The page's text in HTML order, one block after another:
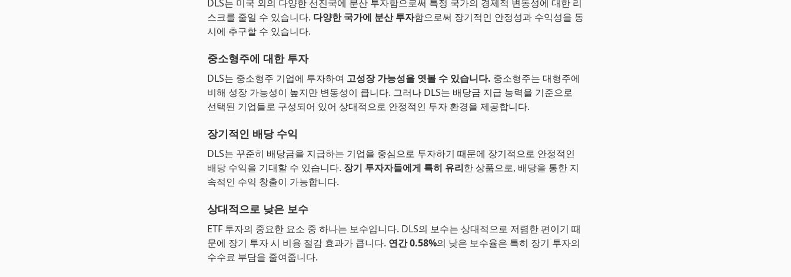
DLS는 미국 외의 다양한 선진국에 분산 투자함으로써 특정 국가의 경제적 변동성에 대한 리
스크를 줄일 수 있습니다. 다양한 국가에 분산 투자함으로써 장기적인 안정성과 수익성을 동
시에 추구할 수 있습니다.
중소형주에 대한 투자
DLS는 중소형주 기업에 투자하여 고성장 가능성을 엿볼 수 있습니다. 중소형주는 대형주에
비해 성장 가능성이 높지만 변동성이 큽니다. 그러나 DLS는 배당금 지급 능력을 기준으로
선택된 기업들로 구성되어 있어 상대적으로 안정적인 투자 환경을 제공합니다.
장기적인 배당 수익
DLS는 꾸준히 배당금을 지급하는 기업을 중심으로 투자하기 때문에 장기적으로 안정적인
배당 수익을 기대할 수 있습니다. 장기 투자자들에게 특히 유리한 상품으로, 배당을 통한 지
속적인 수익 창출이 가능합니다.
상대적으로 낮은 보수
ETF 투자의 중요한 요소 중 하나는 보수입니다. DLS의 보수는 상대적으로 저렴한 편이기 때
문에 장기 투자 시 비용 절감 효과가 큽니다. 연간 0.58%의 낮은 보수율은 특히 장기 투자의
수수료 부담을 줄여줍니다.